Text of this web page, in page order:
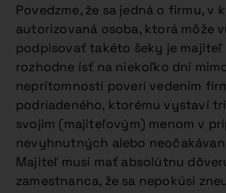
Povedzme, že sa jedná o firmu, v
autorizovaná osoba, ktorá môže
podpisovať takéto šeky je majiteľ
rozhodne ísť na niekoľko dní
neprítomnosti poverí vedením
podriadeného, ktorému vystaví
svojim (majiteľovým) menom v
nevyhnutných alebo
Majiteľ musí mať absolútnu
zamestnanca, že sa nepokúsi